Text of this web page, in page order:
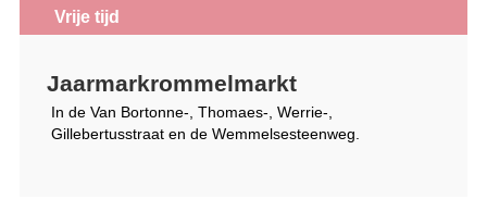
Vrije tijd
Jaarmarkrommelmarkt
In de Van Bortonne-, Thomaes-, Werrie-,
Gillebertusstraat en de Wemmelsesteenweg.